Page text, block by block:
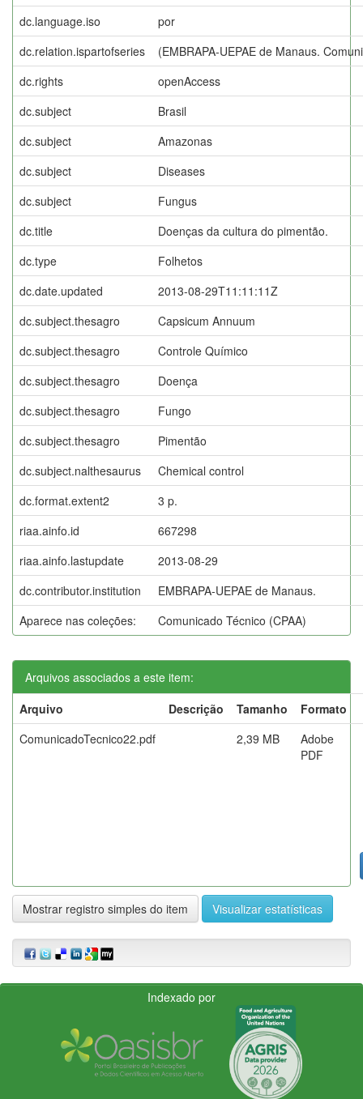
dc.language.iso
por
dc.relation.ispartofseries
(EMBRAPA-UEPAE de Manaus.
dc.rights
openAccess
dc.subject
Brasil
dc.subject
Amazonas
dc.subject
Diseases
dc.subject
Fungus
dc.title
Doenças da cultura do pimentão.
dc.type
Folhetos
dc.date.updated
2013-08-29T11:11:11Z
dc.subject.thesagro
Capsicum Annuum
dc.subject.thesagro
Controle Químico
dc.subject.thesagro
Doença
dc.subject.thesagro
Fungo
dc.subject.thesagro
Pimentão
dc.subject.nalthesaurus
Chemical control
dc.format.extent2
3 p.
riaa.ainfo.id
667298
riaa.ainfo.lastupdate
2013-08-29
dc.contributor.institution
EMBRAPA-UEPAE de Manaus.
Aparece nas coleções:
Comunicado Técnico (CPAA)
Arquivos associados a este item:
Arquivo
Descrição Tamanho
Formato
ComunicadoTecnico22.pdf
2,39 MB
Adobe
PDF
Mostrar registro simples do item Visualizar estatísticas
Indexado por